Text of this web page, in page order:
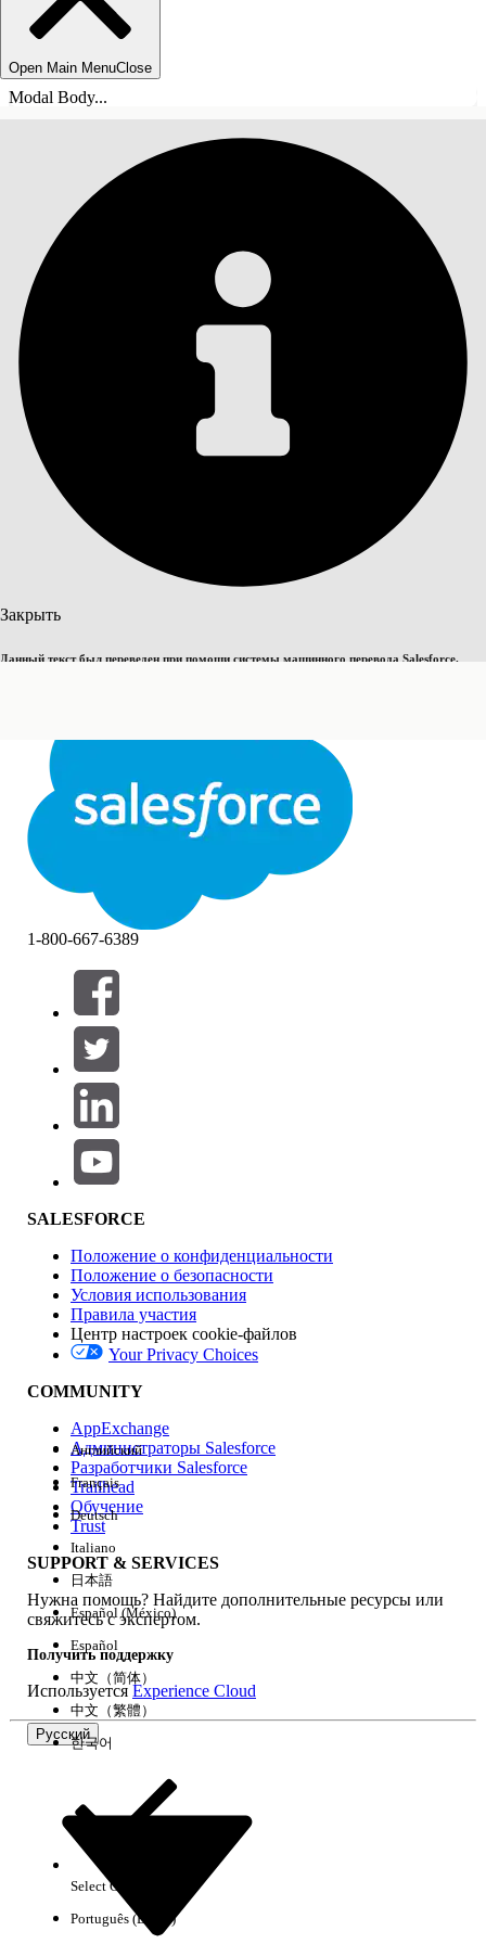
Open Main MenuClose
Modal Body...
Закрыть
Данный текст был переведен при помощи системы машинного перевода Salesforce.
Закрыть
СОДЕРЖАНИЕ
Фильтры (0)
ВЫБРАТЬ ФИЛЬТРЫ
Область продуктов
Влияние на функции
Версия
Возможности
Очистить все Готово
Результаты отсутствуют
1-800-667-6389
SALESFORCE
Положение о конфиденциальности
Положение о безопасности
Условия использования
Правила участия
Центр настроек cookie-файлов
Your Privacy Choices
COMMUNITY
AppExchange
Администраторы Salesforce
Разработчики Salesforce
Trailhead
Обучение
Trust
SUPPORT & SERVICES
Нужна помощь? Найдите дополнительные ресурсы или
свяжитесь с экспертом.
Получить поддержку
ИспользуетсяExperience Cloud
Русский
Английский
Français
Deutsch
Italiano
日本語
Español (México)
Español
中文（简体）
中文（繁體）
한국어
Select Org
Português (Brasil)